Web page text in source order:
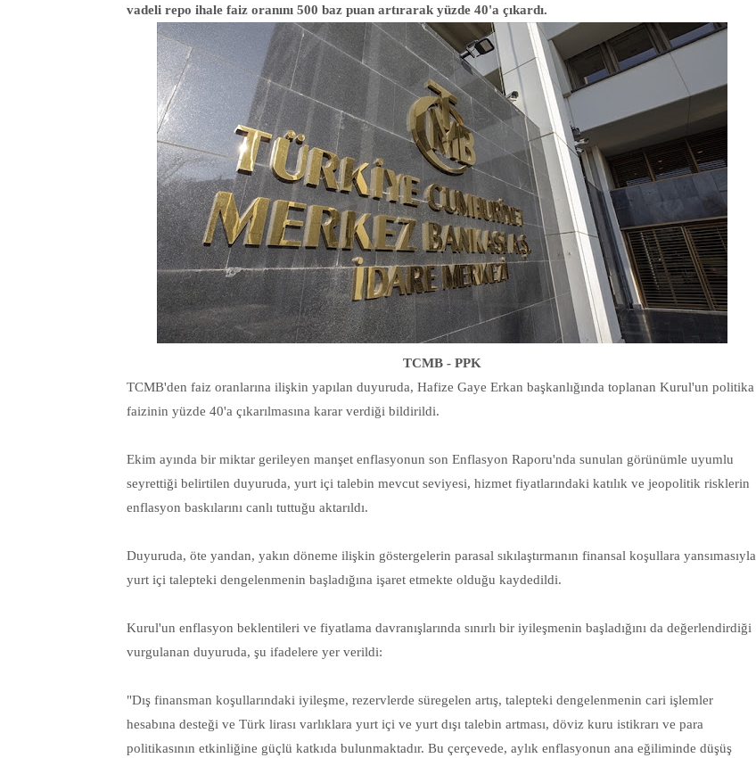
vadeli repo ihale faiz oranını 500 baz puan artırarak yüzde 40'a çıkardı.
TCMB - PPK
TCMB'den faiz oranlarına ilişkin yapılan duyuruda, Hafize Gaye Erkan başkanlığında toplanan Kurul'un politika
faizinin yüzde 40'a çıkarılmasına karar verdiği bildirildi.
Ekim ayında bir miktar gerileyen manşet enflasyonun son Enflasyon Raporu'nda sunulan görünümle uyumlu
seyrettiği belirtilen duyuruda, yurt içi talebin mevcut seviyesi, hizmet fiyatlarındaki katılık ve jeopolitik risklerin
enflasyon baskılarını canlı tuttuğu aktarıldı.
Duyuruda, öte yandan, yakın döneme ilişkin göstergelerin parasal sıkılaştırmanın finansal koşullara yansımasıyla
yurt içi talepteki dengelenmenin başladığına işaret etmekte olduğu kaydedildi.
Kurul'un enflasyon beklentileri ve fiyatlama davranışlarında sınırlı bir iyileşmenin başladığını da değerlendirdiği
vurgulanan duyuruda, şu ifadelere yer verildi:
"Dış finansman koşullarındaki iyileşme, rezervlerde süregelen artış, talepteki dengelenmenin cari işlemler
hesabına desteği ve Türk lirası varlıklara yurt içi ve yurt dışı talebin artması, döviz kuru istikrarı ve para
politikasının etkinliğine güçlü katkıda bulunmaktadır. Bu çerçevede, aylık enflasyonun ana eğiliminde düşüş